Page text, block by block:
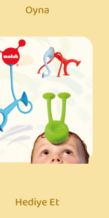
Oyna
Hediye Et